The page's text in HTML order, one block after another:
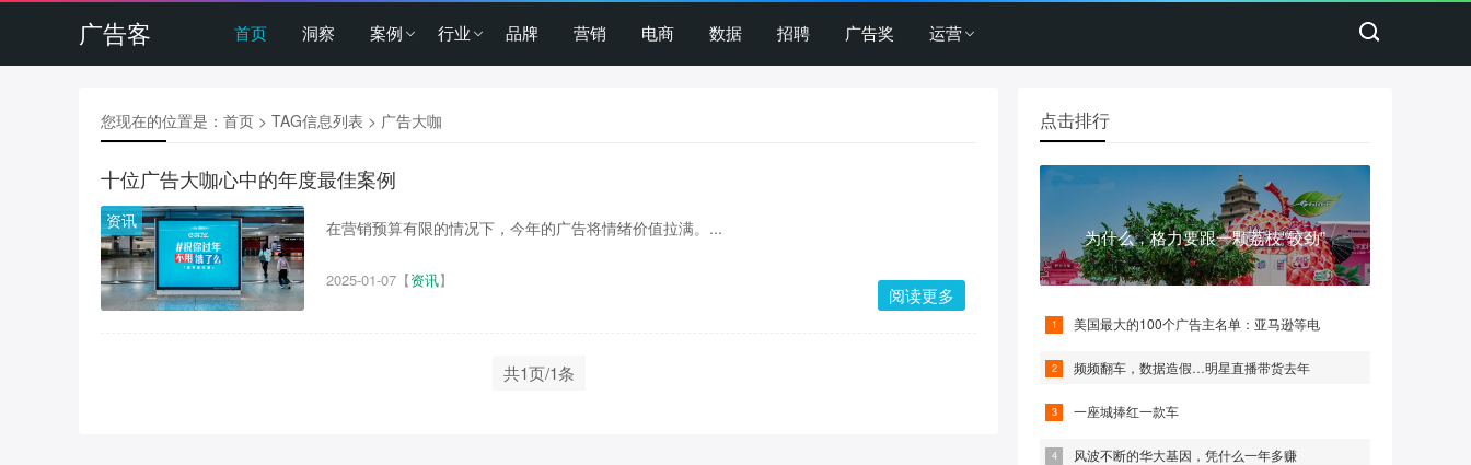
广告客 首页 洞察 案例 行业 品牌 营销 电商 数据 招聘 广告奖 运营
您现在的位置是： 首页 > TAG信息列表 > 广告大咖
十位广告大咖心中的年度最佳案例
资讯 在营销预算有限的情况下，今年的广告将情绪价值拉满。...
2025-01-07【资讯】
阅读更多
共1页/1条
点击排行
为什么，格力要跟一颗荔枝“较劲”
美国最大的100个广告主名单：亚马逊等电
频频翻车，数据造假…明星直播带货去年
一座城捧红一款车
风波不断的华大基因，凭什么一年多赚